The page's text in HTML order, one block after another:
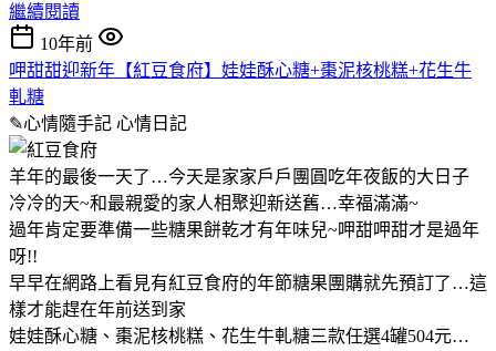
繼續閱讀
10年前
呷甜甜迎新年【紅豆食府】娃娃酥心糖+棗泥核桃糕+花生牛
軋糖
✎心情隨手記 心情日記
羊年的最後一天了…今天是家家戶戶團圓吃年夜飯的大日子
冷冷的天~和最親愛的家人相聚迎新送舊…幸福滿滿~
過年肯定要準備一些糖果餅乾才有年味兒~呷甜呷甜才是過年
呀!!
早早在網路上看見有紅豆食府的年節糖果團購就先預訂了…這
樣才能趕在年前送到家
娃娃酥心糖、棗泥核桃糕、花生牛軋糖三款任選4罐504元…